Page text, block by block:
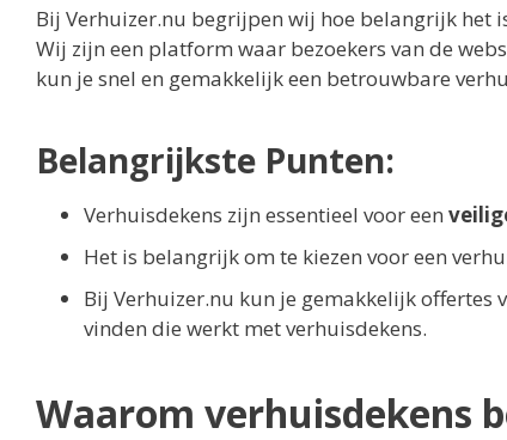
Bij Verhuizer.nu begrijpen wij hoe belangrijk het
Wij zijn een platform waar bezoekers van de
kun je snel en gemakkelijk een betrouwbare
Belangrijkste Punten:
Verhuisdekens zijn essentieel voor een
Het is belangrijk om te kiezen voor een
Bij Verhuizer.nu kun je gemakkelijk offertes
vinden die werkt met verhuisdekens.
Waarom verhuisdekens